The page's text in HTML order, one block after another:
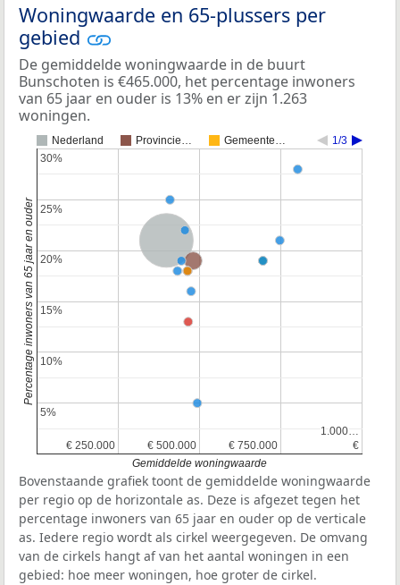
Woningwaarde en 65-plussers per
gebied
De gemiddelde woningwaarde in de buurt
Bunschoten is €465.000, het percentage inwoners
van 65 jaar en ouder is 13% en er zijn 1.263
woningen.
Nederland Provincie… Gemeente… 1/3
Provincie Utrecht
€ 250.000
€ 250.000 € 500.000
€ 500.000 € 750.000
€ 750.000 €
€
1.000…
1.000…
5%
5%
10%
10%
15%
15%
20%
20%
25%
25%
30%
30%
Gemiddelde woningwaarde
Percentage inwoners van 65 jaar en ouder
Bovenstaande grafiek toont de gemiddelde woningwaarde
per regio op de horizontale as. Deze is afgezet tegen het
percentage inwoners van 65 jaar en ouder op de verticale
as. Iedere regio wordt als cirkel weergegeven. De omvang
van de cirkels hangt af van het aantal woningen in een
gebied: hoe meer woningen, hoe groter de cirkel.